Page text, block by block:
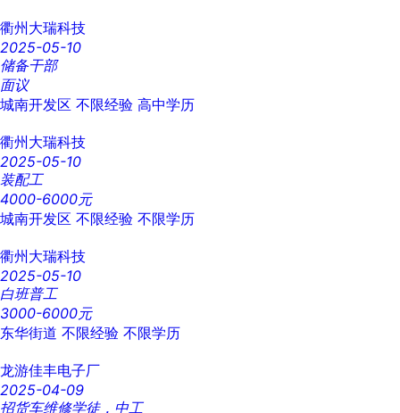
衢州大瑞科技
2025-05-10
储备干部
面议
城南开发区 不限经验 高中学历
衢州大瑞科技
2025-05-10
装配工
4000-6000元
城南开发区 不限经验 不限学历
衢州大瑞科技
2025-05-10
白班普工
3000-6000元
东华街道 不限经验 不限学历
龙游佳丰电子厂
2025-04-09
招货车维修学徒，中工